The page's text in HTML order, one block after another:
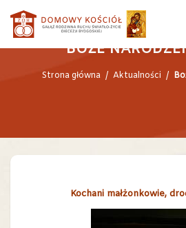
BOŻE
Strona główna / Aktualności /
Kochani małżonkowie,